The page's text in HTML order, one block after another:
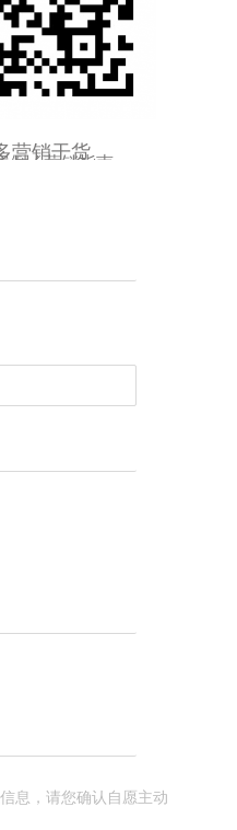
营销干货
例 / 营销指南